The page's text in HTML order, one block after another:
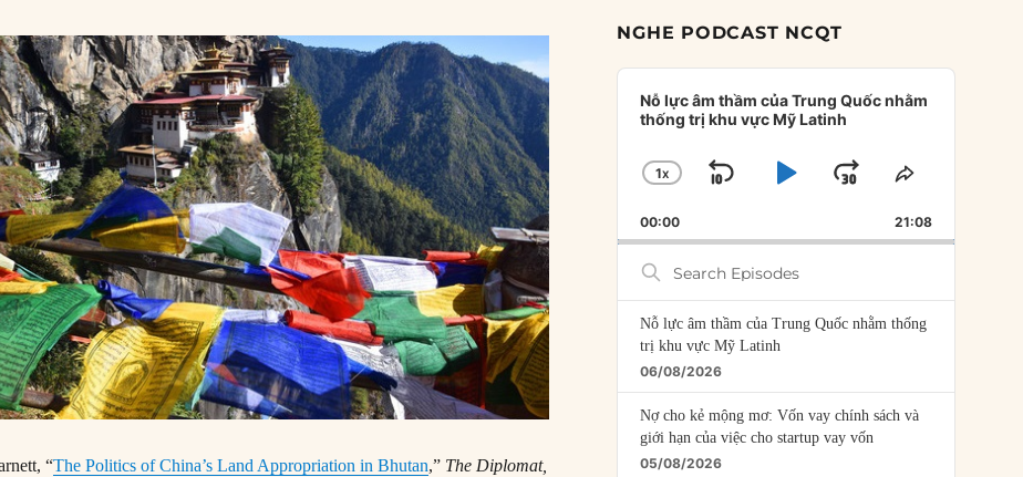
“The Politics of China’s Land Appropriation in Bhutan,” The Diplomat,
NGHE PODCAST NCQT
Audio
Player
Nỗ lực âm thầm của Trung Quốc nhằm
thống trị khu vực Mỹ Latinh
CHANGE
RATE
1X
SKIP
BACKWARD
PLAYJUMP
FORWARD
SHARE
EPISODE
00:00 21:08
Search
Episodes
Nỗ lực âm thầm của Trung Quốc nhằm thống
trị khu vực Mỹ Latinh
06/08/2026
Nợ cho kẻ mộng mơ: Vốn vay chính sách và
giới hạn của việc cho startup vay vốn
05/08/2026